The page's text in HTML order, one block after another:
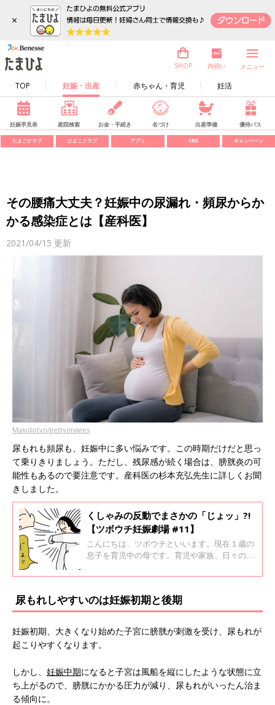
×
TOP 妊娠・出産 赤ちゃん・育児 妊活
SHOP 内祝い メニュー
妊娠早見表 産院検索 お金・手続き 名づけ 出産準備 優待パス
たまごクラブ ひよこクラブ アプリ SNS キャンペーン
その腰痛大丈夫？妊娠中の尿漏れ・頻尿からか
かる感染症とは【産科医】
2021/04/15 更新
Makidotvn/gettyimages
尿もれも頻尿も、妊娠中に多い悩みです。この時期だけだと思っ
て乗りきりましょう。ただし、残尿感が続く場合は、膀胱炎の可
能性もあるので要注意です。産科医の杉本充弘先生に詳しくお聞
きしました。
くしゃみの反動でまさかの「じょッ」?!
【ツボウチ妊娠劇場 #11】
こんにちは、ツボウチといいます。現在１歳の
息子を育児中の母です。育児や家族、日々の出
（ツボウチさん／@pullalongduck）。今回は
尿もれしやすいのは妊娠初期と後期
妊娠初期、大きくなり始めた子宮に膀胱が刺激を受け、尿もれが
起こりやすくなります。
しかし、 妊娠中期になると子宮は風船を縦にしたような状態に立
ち上がるので、膀胱にかかる圧力が減り、尿もれがいったん治ま
る傾向に。